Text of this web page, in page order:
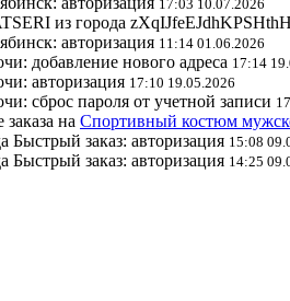
из города
авторизация 11:14 01.06.2026
добавление нового адреса 17:14
авторизация 17:10 19.05.2026
сброс пароля от учетной записи
заказа наСпортивный костюм
Быстрый заказ: авторизация 15:08
Быстрый заказ: авторизация 14:25
из города